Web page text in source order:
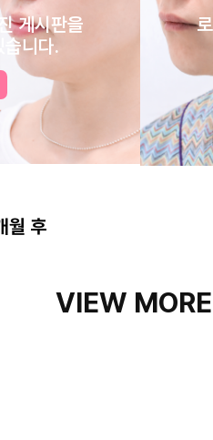
게시판을
습니다.
월 후
VIEW